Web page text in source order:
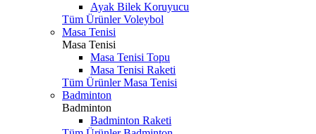
Ayak Bilek Koruyucu
Tüm Ürünler Voleybol
Masa Tenisi
Masa Tenisi
Masa Tenisi Topu
Masa Tenisi Raketi
Tüm Ürünler Masa Tenisi
Badminton
Badminton
Badminton Raketi